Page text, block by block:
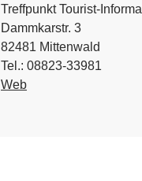
Treffpunkt Tourist-
Dammkarstr. 3
82481 Mittenwald
Tel.: 08823-33981
Web